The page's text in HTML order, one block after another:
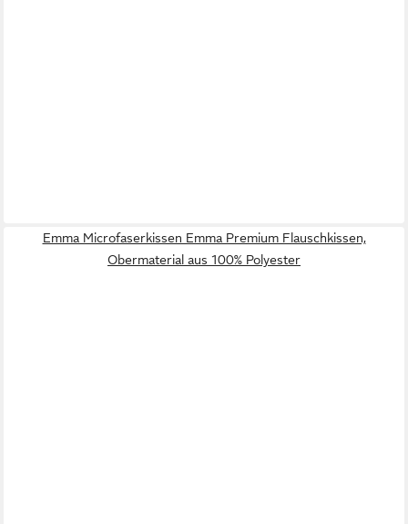
Emma Microfaserkissen Emma Premium Flauschkissen,
Obermaterial aus 100% Polyester